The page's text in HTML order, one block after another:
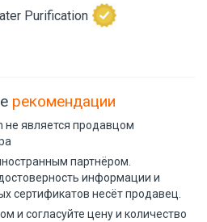
Purification
рекомендации
является продавцом
партнёром.
информации и
сертификатов несёт продавец.
и согласуйте цену и количество